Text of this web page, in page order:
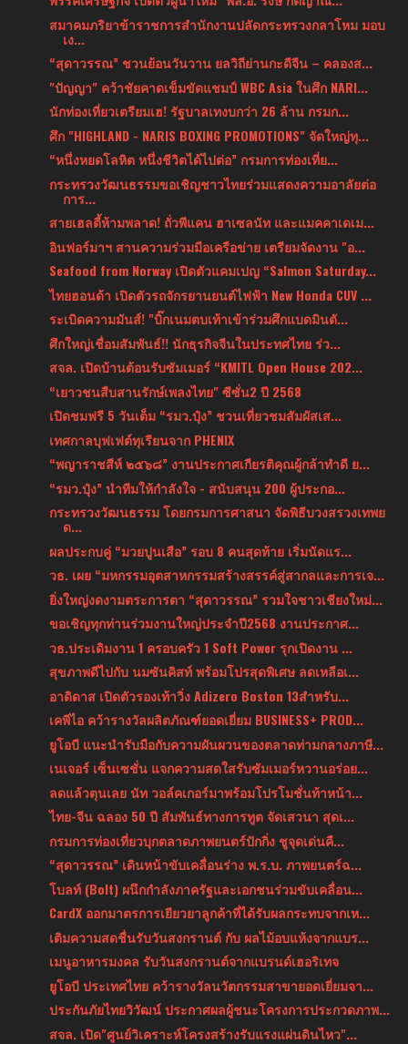
สมาคมภริยาข้าราชการสำนักงานปลัดกระทรวงกลาโหม มอบ
เง...
“สุดาวรรณ” ชวนย้อนวันวาน ยลวิถีย่านกะดีจีน – คลองส...
"ปัญญา" คว้าชัยคาดเข็มขัดแชมป์ WBC Asia ในศึก NARI...
นักท่องเที่ยวเตรียมเฮ! รัฐบาลเทงบกว่า 26 ล้าน กรมก...
ศึก "HIGHLAND - NARIS BOXING PROMOTIONS" จัดใหญ่ทุ...
“หนึ่งหยดโลหิต หนึ่งชีวิตได้ไปต่อ” กรมการท่องเที่ย...
กระทรวงวัฒนธรรมขอเชิญชาวไทยร่วมแสดงความอาลัยต่อ
การ...
สายเฮลตี้ห้ามพลาด! ถั่วพีแคน ฮาเซลนัท และแมคคาเดเม...
อินฟอร์มาฯ สานความร่วมมือเครือข่าย เตรียมจัดงาน "อ...
Seafood from Norway เปิดตัวแคมเปญ “Salmon Saturday...
ไทยฮอนด้า เปิดตัวรถจักรยานยนต์ไฟฟ้า New Honda CUV ...
ระเบิดความมันส์! "บิ๊กเนมตบเท้าเข้าร่วมศึกแบดมินตั...
ศึกใหญ่เชื่อมสัมพันธ์!! นักธุรกิจจีนในประทศไทย ร่ว...
สจล. เปิดบ้านต้อนรับซัมเมอร์ “KMITL Open House 202...
“เยาวชนสืบสานรักษ์เพลงไทย" ซีซั่น2 ปี 2568
เปิดชมฟรี 5 วันเต็ม “รมว.ปุ๋ง” ชวนเที่ยวชมสัมผัสเส...
เทศกาลบุฟเฟต์ทุเรียนจาก PHENIX
“พญาราชสีห์ ๒๕๖๘” งานประกาศเกียรติคุณผู้กล้าทำดี ย...
“รมว.ปุ๋ง” นำทีมให้กำลังใจ - สนับสนุน 200 ผู้ประกอ...
กระทรวงวัฒนธรรม โดยกรมการศาสนา จัดพิธีบวงสรวงเทพย
ด...
ผลประกบคู่ “มวยปูนเสือ” รอบ 8 คนสุดท้าย เริ่มนัดแร...
วธ. เผย “มหกรรมอุตสาหกรรมสร้างสรรค์สู่สากลและการเจ...
ยิ่งใหญ่งดงามตระการตา “สุดาวรรณ” รวมใจชาวเชียงใหม่...
ขอเชิญทุกท่านร่วมงานใหญ่ประจำปี2568 งานประกาศ...
วธ.ประเดิมงาน 1 ครอบครัว 1 Soft Power รุกเปิดงาน ...
สุขภาพดีไปกับ นมซันคิสท์ พร้อมโปรสุดพิเศษ ลดเหลือเ...
อาดิดาส เปิดตัวรองเท้าวิ่ง Adizero Boston 13สำหรับ...
เคพีไอ คว้ารางวัลผลิตภัณฑ์ยอดเยี่ยม BUSINESS+ PROD...
ยูโอบี แนะนำรับมือกับความผันผวนของตลาดท่ามกลางภาษี...
เนเจอร์ เซ็นเซชั่น แจกความสดใสรับซัมเมอร์หวานอร่อย...
ลดแล้วตุนเลย นัท วอล์คเกอร์มาพร้อมโปรโมชั่นท้าหน้า...
ไทย-จีน ฉลอง 50 ปี สัมพันธ์ทางการทูต จัดเสวนา สุดเ...
กรมการท่องเที่ยวบุกตลาดภาพยนตร์ปักกิ่ง ชูจุดเด่นคื...
“สุดาวรรณ” เดินหน้าขับเคลื่อนร่าง พ.ร.บ. ภาพยนตร์ฉ...
โบลท์ (Bolt) ผนึกกำลังภาครัฐและเอกชนร่วมขับเคลื่อน...
CardX ออกมาตรการเยียวยาลูกค้าที่ได้รับผลกระทบจากเห...
เติมความสดชื่นรับวันสงกรานต์ กับ ผลไม้อบแห้งจากแบร...
เมนูอาหารมงคล รับวันสงกรานต์จากแบรนด์เฮอริเทจ
ยูโอบี ประเทศไทย คว้ารางวัลนวัตกรรมสาขายอดเยี่ยมจา...
ประกันภัยไทยวิวัฒน์ ประกาศผลผู้ชนะโครงการประกวดภาพ...
สจล. เปิด"ศูนย์วิเคราะห์โครงสร้างรับแรงแผ่นดินไหว"...